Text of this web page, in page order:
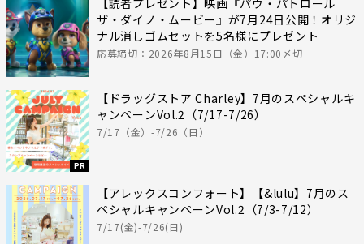
ザ・ダイノ・ムービー』が7月24日公開！オリジ
ナル消しゴムセットを5名様にプレゼント
応募締切：2026年8月15日（金）17:00〆切
PR
【ドラッグストア Charley】7月のスペシャルキ
ャンペーンVol.2（7/17-7/26）
7/17（金）-7/26（日）
【アレックスコンフォート】【&lulu】7月のス
ペシャルキャンペーンVol.2（7/3-7/12）
7/17(金)-7/26(日)